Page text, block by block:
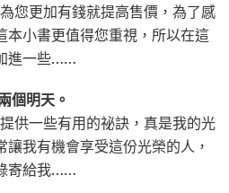
您更加有錢就提高售價，為了感
本小書更值得您重視，所以在這
進一些……
個明天。
供一些有用的祕訣，真是我的光
我有機會享受這份光榮的人，
寄給我……